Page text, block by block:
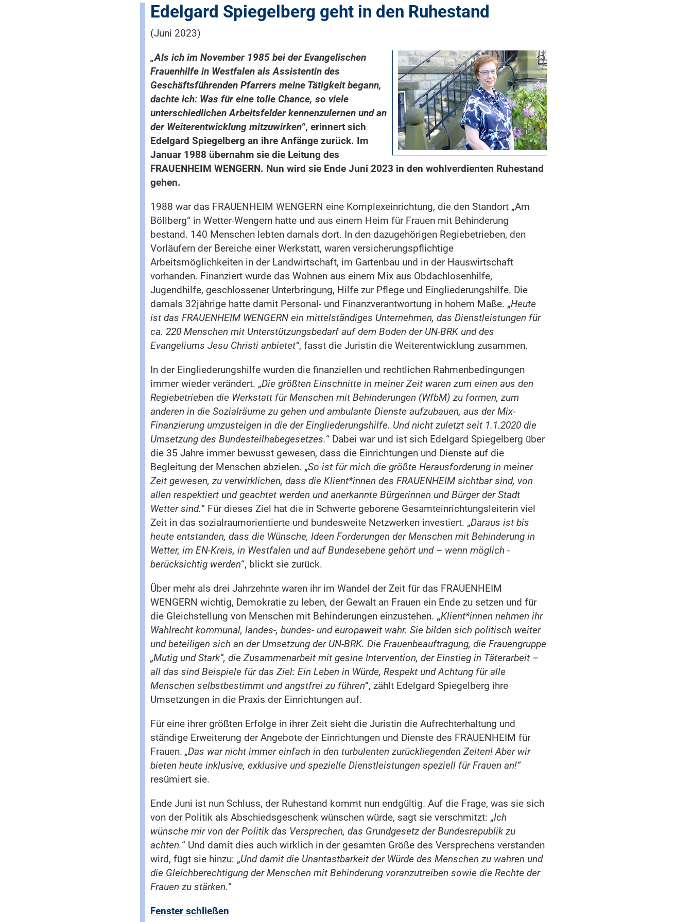
Edelgard Spiegelberg geht in den Ruhestand
(Juni 2023)
„Als ich im November 1985 bei der Evangelischen
Frauenhilfe in Westfalen als Assistentin des
Geschäftsführenden Pfarrers meine Tätigkeit begann,
dachte ich: Was für eine tolle Chance, so viele
unterschiedlichen Arbeitsfelder kennenzulernen und an
der Weiterentwicklung mitzuwirken“, erinnert sich
Edelgard Spiegelberg an ihre Anfänge zurück. Im
Januar 1988 übernahm sie die Leitung des
FRAUENHEIM WENGERN. Nun wird sie Ende Juni 2023 in den wohlverdienten Ruhestand
gehen.
1988 war das FRAUENHEIM WENGERN eine Komplexeinrichtung, die den Standort „Am
Böllberg“ in Wetter-Wengern hatte und aus einem Heim für Frauen mit Behinderung
bestand. 140 Menschen lebten damals dort. In den dazugehörigen Regiebetrieben, den
Vorläufern der Bereiche einer Werkstatt, waren versicherungspflichtige
Arbeitsmöglichkeiten in der Landwirtschaft, im Gartenbau und in der Hauswirtschaft
vorhanden. Finanziert wurde das Wohnen aus einem Mix aus Obdachlosenhilfe,
Jugendhilfe, geschlossener Unterbringung, Hilfe zur Pflege und Eingliederungshilfe. Die
damals 32jährige hatte damit Personal- und Finanzverantwortung in hohem Maße. „Heute
ist das FRAUENHEIM WENGERN ein mittelständiges Unternehmen, das Dienstleistungen für
ca. 220 Menschen mit Unterstützungsbedarf auf dem Boden der UN-BRK und des
Evangeliums Jesu Christi anbietet“, fasst die Juristin die Weiterentwicklung zusammen.
In der Eingliederungshilfe wurden die finanziellen und rechtlichen Rahmenbedingungen
immer wieder verändert. „Die größten Einschnitte in meiner Zeit waren zum einen aus den
Regiebetrieben die Werkstatt für Menschen mit Behinderungen (WfbM) zu formen, zum
anderen in die Sozialräume zu gehen und ambulante Dienste aufzubauen, aus der Mix-
Finanzierung umzusteigen in die der Eingliederungshilfe. Und nicht zuletzt seit 1.1.2020 die
Umsetzung des Bundesteilhabegesetzes.“ Dabei war und ist sich Edelgard Spiegelberg über
die 35 Jahre immer bewusst gewesen, dass die Einrichtungen und Dienste auf die
Begleitung der Menschen abzielen. „So ist für mich die größte Herausforderung in meiner
Zeit gewesen, zu verwirklichen, dass die Klient*innen des FRAUENHEIM sichtbar sind, von
allen respektiert und geachtet werden und anerkannte Bürgerinnen und Bürger der Stadt
Wetter sind.“ Für dieses Ziel hat die in Schwerte geborene Gesamteinrichtungsleiterin viel
Zeit in das sozialraumorientierte und bundesweite Netzwerken investiert. „Daraus ist bis
heute entstanden, dass die Wünsche, Ideen Forderungen der Menschen mit Behinderung in
Wetter, im EN-Kreis, in Westfalen und auf Bundesebene gehört und – wenn möglich -
berücksichtig werden“, blickt sie zurück.
Über mehr als drei Jahrzehnte waren ihr im Wandel der Zeit für das FRAUENHEIM
WENGERN wichtig, Demokratie zu leben, der Gewalt an Frauen ein Ende zu setzen und für
die Gleichstellung von Menschen mit Behinderungen einzustehen. „Klient*innen nehmen ihr
Wahlrecht kommunal, landes-, bundes- und europaweit wahr. Sie bilden sich politisch weiter
und beteiligen sich an der Umsetzung der UN-BRK. Die Frauenbeauftragung, die Frauengruppe
„Mutig und Stark“, die Zusammenarbeit mit gesine Intervention, der Einstieg in Täterarbeit –
all das sind Beispiele für das Ziel: Ein Leben in Würde, Respekt und Achtung für alle
Menschen selbstbestimmt und angstfrei zu führen“, zählt Edelgard Spiegelberg ihre
Umsetzungen in die Praxis der Einrichtungen auf.
Für eine ihrer größten Erfolge in ihrer Zeit sieht die Juristin die Aufrechterhaltung und
ständige Erweiterung der Angebote der Einrichtungen und Dienste des FRAUENHEIM für
Frauen. „Das war nicht immer einfach in den turbulenten zurückliegenden Zeiten! Aber wir
bieten heute inklusive, exklusive und spezielle Dienstleistungen speziell für Frauen an!“
resümiert sie.
Ende Juni ist nun Schluss, der Ruhestand kommt nun endgültig. Auf die Frage, was sie sich
von der Politik als Abschiedsgeschenk wünschen würde, sagt sie verschmitzt: „Ich
wünsche mir von der Politik das Versprechen, das Grundgesetz der Bundesrepublik zu
achten.“ Und damit dies auch wirklich in der gesamten Größe des Versprechens verstanden
wird, fügt sie hinzu: „Und damit die Unantastbarkeit der Würde des Menschen zu wahren und
die Gleichberechtigung der Menschen mit Behinderung voranzutreiben sowie die Rechte der
Frauen zu stärken.“
Fenster schließen